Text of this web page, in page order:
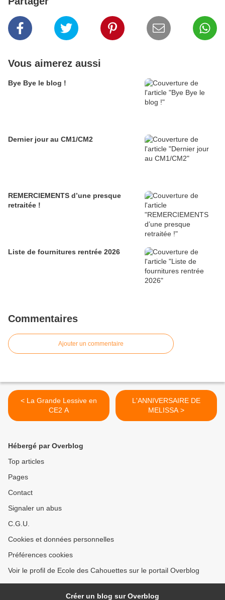
Vous aimerez aussi
Bye Bye le blog !
Dernier jour au CM1/CM2
REMERCIEMENTS d’une presque
retraitée !
Liste de fournitures rentrée 2026
Commentaires
Ajouter un commentaire
< La Grande Lessive en
CE2 A
L'ANNIVERSAIRE DE
MELISSA >
Hébergé par Overblog
Top articles
Pages
Contact
Signaler un abus
C.G.U.
Cookies et données personnelles
Préférences cookies
Voir le profil de Ecole des Cahouettes sur le portail Overblog
Créer un blog sur Overblog